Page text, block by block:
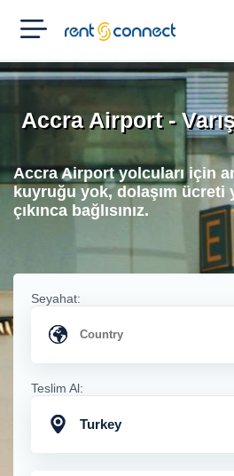
RENT'N
CONNECT
Accra Airport -
Accra Airport yolcuları için
kuyruğu yok, dolaşım ücreti
çıkınca bağlısınız.
Seyahat:
Teslim Al:
Turkey